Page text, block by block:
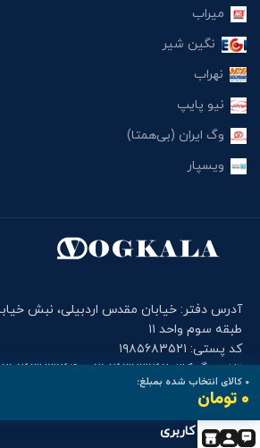
۰ کالای انتخاب شده بمبلغ:
۰ تومان
میراب
نگین شیر
نهراب
نیو پایپ
وگ ایران (بی‌همتا)
ویسپار
طبقه سوم واحد ۱۱
کد پستی: ۱۹۸۵۶۸۳۵۲۱
تلفن وگ کالا: ۲۶۳۷۳۲۶۲-۰۲۱ , ۲۶۳۷۳۲۶۴-۰۲۱
موبایل دفتر وگ کالا: ۰۹۰۰۱۲۲۷۹۱۴
فرم های کاربری